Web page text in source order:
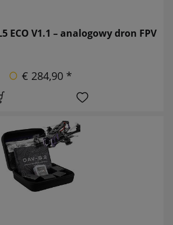
ECO V1.1 – analogowy dron FPV
€ 284,90 *